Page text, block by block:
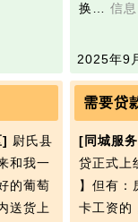
换… 信
2025年9
] 尉氏县
和我一
的葡萄
送货上
需要贷
[同城服
贷正式上
】但有：
卡工资的